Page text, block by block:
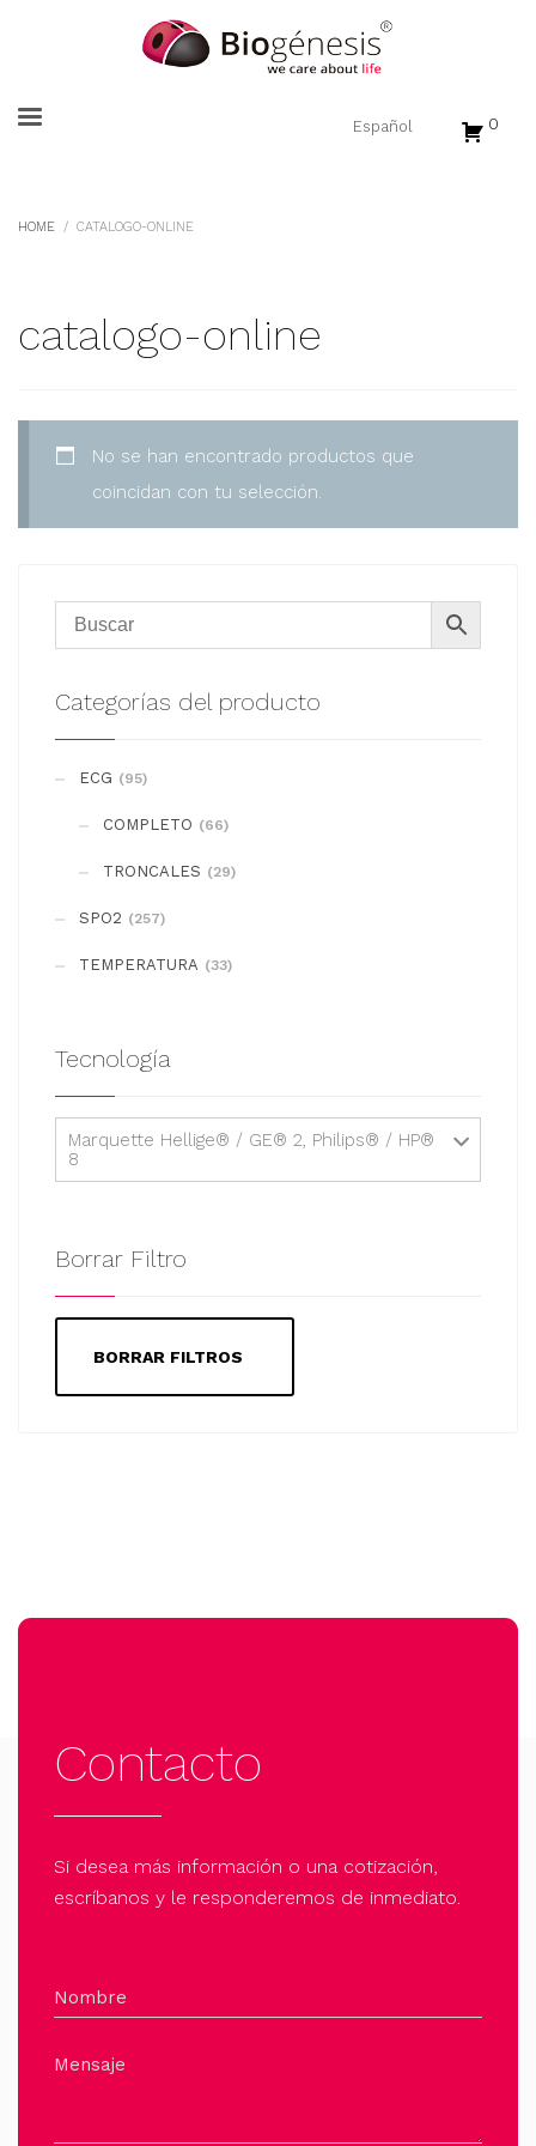
0
HOME CATALOGO-ONLINE
catalogo-online
No se han encontrado productos que
coincidan con tu selección.
Categorías del producto
ECG (95)
COMPLETO (66)
TRONCALES (29)
SPO2 (257)
TEMPERATURA (33)
Tecnología
Marquette Hellige® / GE® 2, Philips® / HP®
8
Borrar Filtro
BORRAR FILTROS
Contacto
Si desea más información o una cotización,
escríbanos y le responderemos de inmediato.
Nombre
Mensaje